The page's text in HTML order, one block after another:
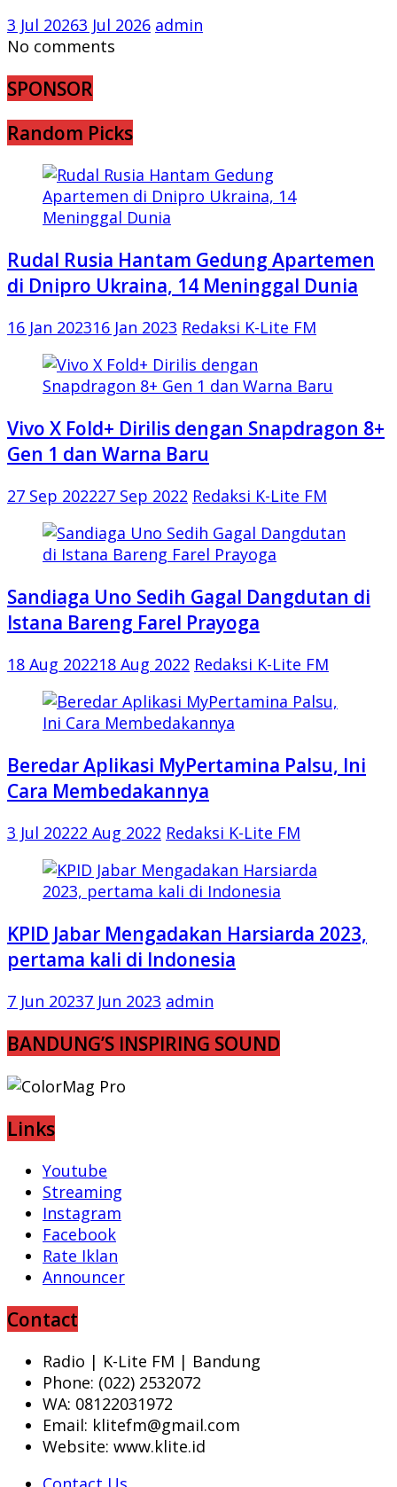
3 Jul 20263 Jul 2026 admin
No comments
SPONSOR
Random Picks
Rudal Rusia Hantam Gedung Apartemen
di Dnipro Ukraina, 14 Meninggal Dunia
16 Jan 202316 Jan 2023 Redaksi K-Lite FM
Vivo X Fold+ Dirilis dengan Snapdragon 8+
Gen 1 dan Warna Baru
27 Sep 202227 Sep 2022 Redaksi K-Lite FM
Sandiaga Uno Sedih Gagal Dangdutan di
Istana Bareng Farel Prayoga
18 Aug 202218 Aug 2022 Redaksi K-Lite FM
Beredar Aplikasi MyPertamina Palsu, Ini
Cara Membedakannya
3 Jul 20222 Aug 2022 Redaksi K-Lite FM
KPID Jabar Mengadakan Harsiarda 2023,
pertama kali di Indonesia
7 Jun 20237 Jun 2023 admin
BANDUNG’S INSPIRING SOUND
Links
Youtube
Streaming
Instagram
Facebook
Rate Iklan
Announcer
Contact
Radio | K-Lite FM | Bandung
Phone: (022) 2532072
WA: 08122031972
Email: klitefm@gmail.com
Website: www.klite.id